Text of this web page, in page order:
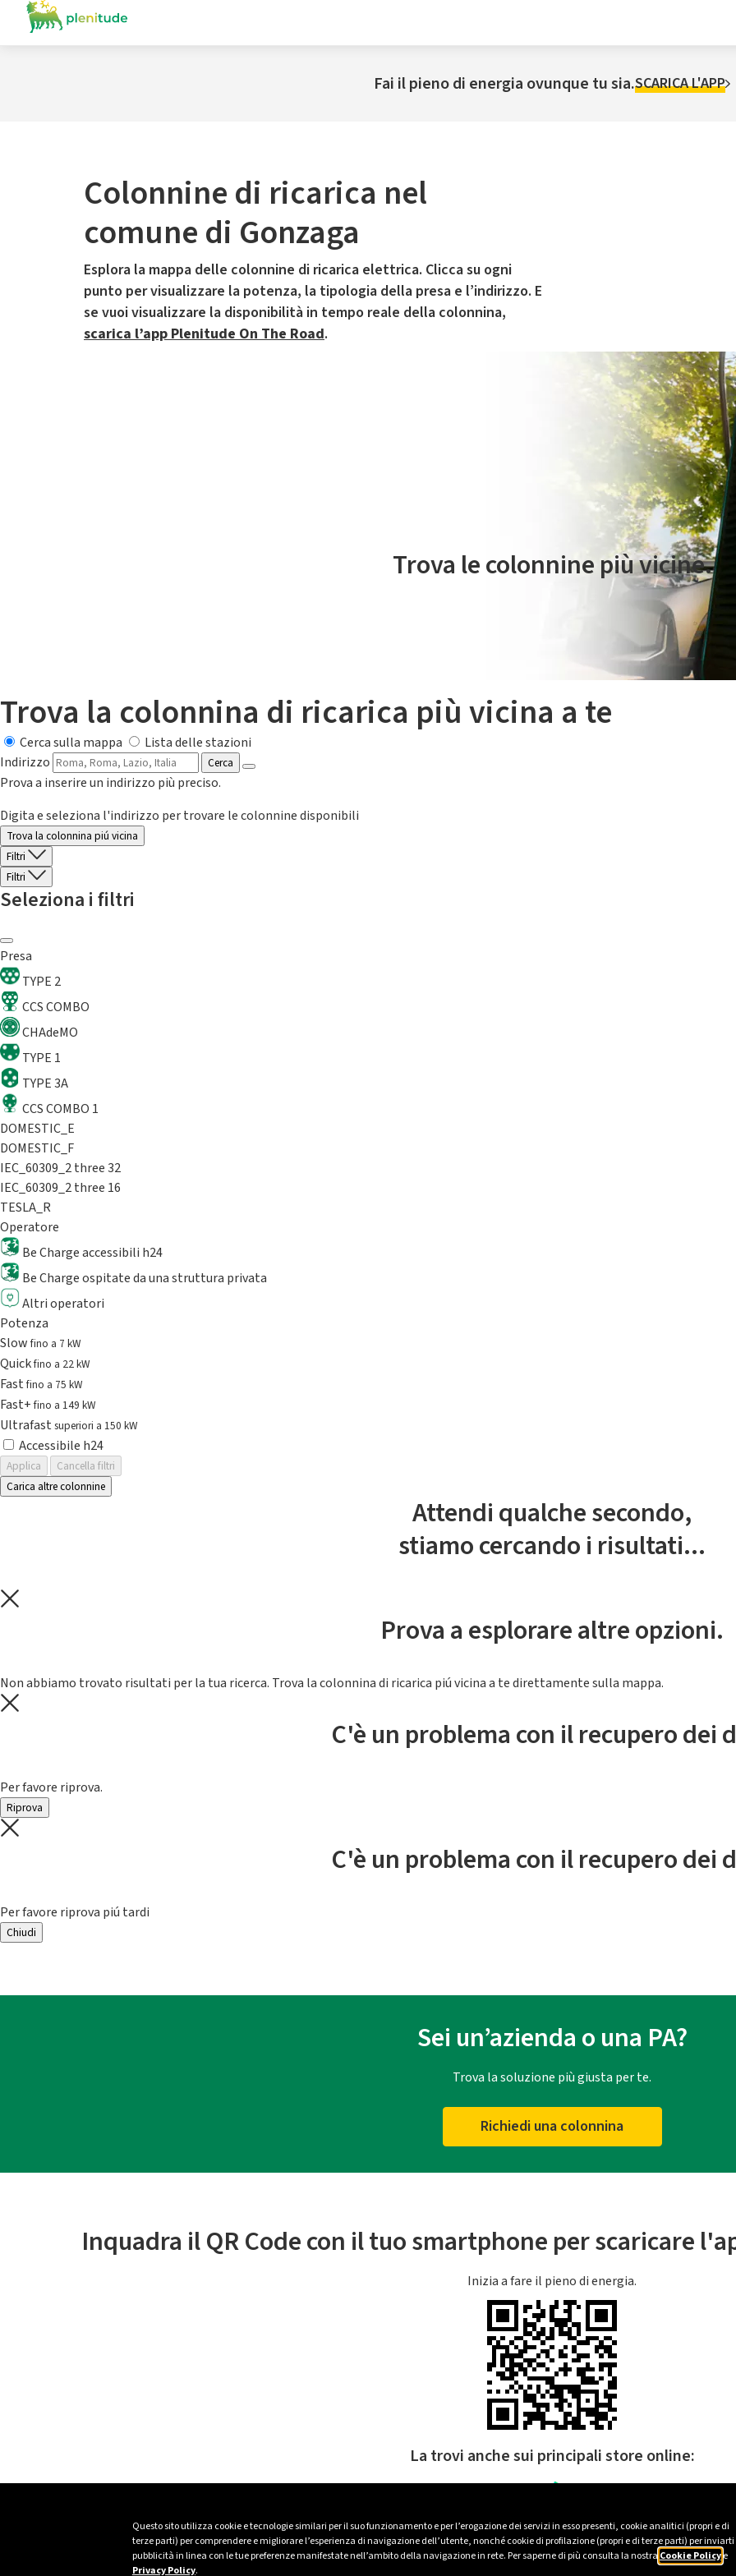
Questo sito utilizza cookie e tecnologie similari per il suo funzionamento e per l’erogazione dei servizi in esso presenti, cookie analitici (propri e di
terze parti) per comprendere e migliorare l’esperienza di navigazione dell’utente, nonché cookie di profilazione (propri e di terze parti) per inviarti
pubblicità in linea con le tue preferenze manifestate nell’ambito della navigazione in rete. Per saperne di più consulta la nostra Cookie Policye
Privacy Policy.
Fai il pieno di energia ovunque tu sia.SCARICA L'APP
Colonnine di ricarica nel
comune di Gonzaga
Esplora la mappa delle colonnine di ricarica elettrica. Clicca su ogni
punto per visualizzare la potenza, la tipologia della presa e l’indirizzo. E
se vuoi visualizzare la disponibilità in tempo reale della colonnina,
scarica l’app Plenitude On The Road.
Il servizio di mobilità elettrica è gestito da Plenitude On The Road
Trova le colonnine più vicine.
Trova la colonnina di ricarica più vicina a te
Cerca sulla mappa
Lista delle stazioni
Indirizzo
Cerca
Prova a inserire un indirizzo più preciso.
Digita e seleziona l'indirizzo per trovare le colonnine disponibili
Trova la colonnina piú vicina
Filtri
Filtri
Seleziona i filtri
Presa
TYPE 2
CCS COMBO
CHAdeMO
TYPE 1
TYPE 3A
CCS COMBO 1
DOMESTIC_E
DOMESTIC_F
IEC_60309_2 three 32
IEC_60309_2 three 16
TESLA_R
Operatore
Be Charge accessibili h24
Be Charge ospitate da una struttura privata
Altri operatori
Potenza
Slowfino a 7 kW
Quickfino a 22 kW
Fastfino a 75 kW
Fast+fino a 149 kW
Ultrafast superiori a 150 kW
Accessibile h24
Applica
Cancella filtri
Carica altre colonnine
Attendi qualche secondo,
stiamo cercando i risultati...
Prova a esplorare altre opzioni.
Non abbiamo trovato risultati per la tua ricerca. Trova la colonnina di ricarica piú vicina a te direttamente sulla mappa.
C'è un problema con il recupero dei
Per favore riprova.
Riprova
C'è un problema con il recupero dei
Per favore riprova piú tardi
Chiudi
Sei un’azienda o una PA?
Trova la soluzione più giusta per te.
Richiedi una colonnina
Inquadra il QR Code con il tuo smartphone per scaricare
Inizia a fare il pieno di energia.
La trovi anche sui principali store online: